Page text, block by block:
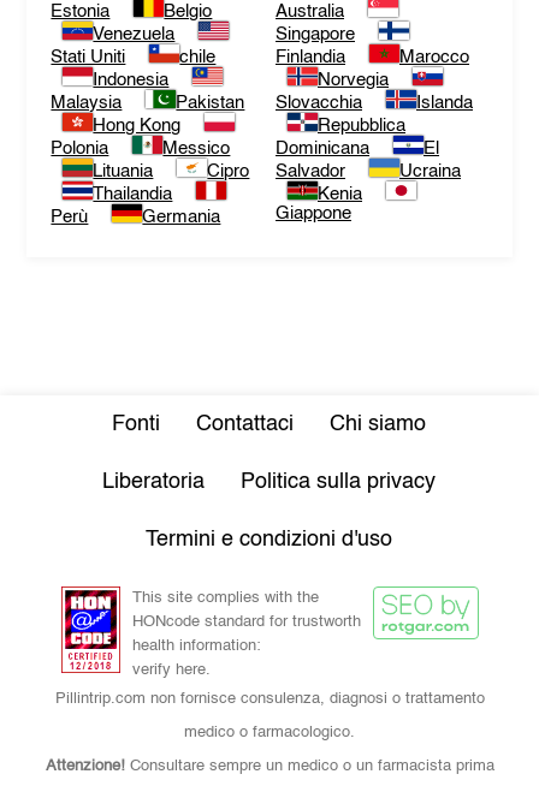
Estonia
Belgio
Venezuela
Stati Uniti
chile
Indonesia
Malaysia
Pakistan
Hong Kong
Polonia
Messico
Lituania
Cipro
Thailandia
Perù
Germania
Australia
Singapore
Finlandia
Marocco
Norvegia
Slovacchia
Islanda
Repubblica
Dominicana
El
Salvador
Ucraina
Kenia
Giappone
Fonti Contattaci Chi siamo
Liberatoria Politica sulla privacy
Termini e condizioni d'uso
This site complies with the
HONcode standard for trustworth
health information:
verify here.
Pillintrip.com non fornisce consulenza, diagnosi o trattamento
medico o farmacologico.
Attenzione!Consultare sempre un medico o un farmacista prima